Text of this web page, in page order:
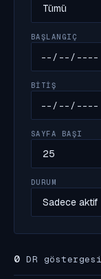
BAŞLANGIÇ
BITIŞ
SAYFA BAŞI
DURUM
0 DR